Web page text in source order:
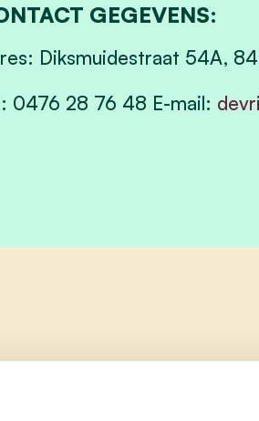
GEGEVENS:
Diksmuidestraat 54A,
0476 28 76 48 E-mail: